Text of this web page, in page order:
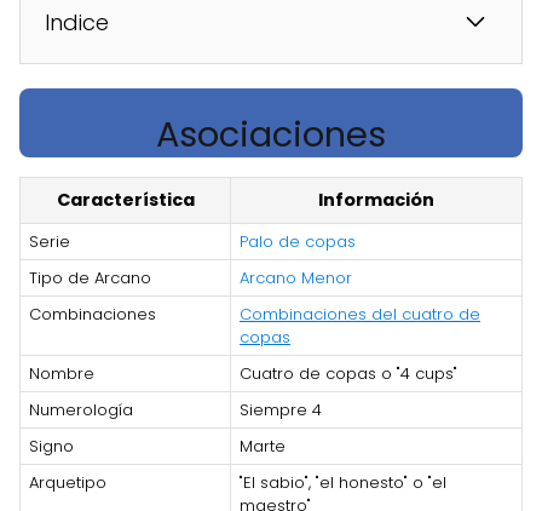
Indice
Asociaciones
Característica Información
Serie
Palo de copas
Tipo de Arcano
Arcano Menor
Combinaciones
Combinaciones del cuatro de
copas
Nombre
Cuatro de copas o "4 cups"
Numerología
Siempre 4
Signo
Marte
Arquetipo
"El sabio", "el honesto" o "el
maestro"